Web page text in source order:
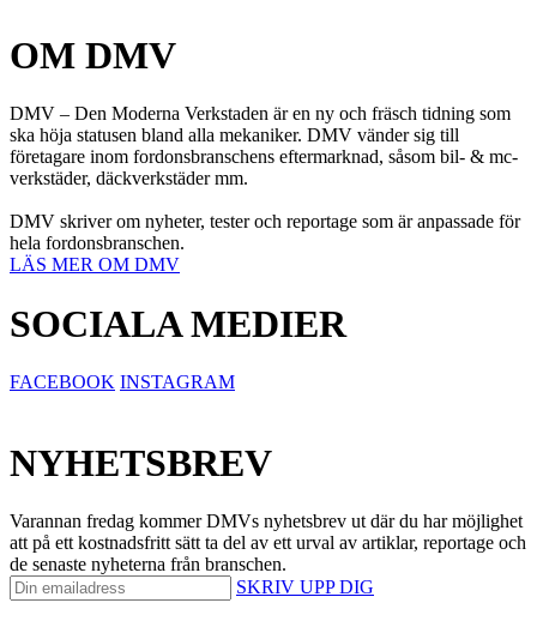
OM DMV
DMV – Den Moderna Verkstaden är en ny och fräsch tidning som
ska höja statusen bland alla mekaniker. DMV vänder sig till
företagare inom fordonsbranschens eftermarknad, såsom bil- & mc-
verkstäder, däckverkstäder mm.
DMV skriver om nyheter, tester och reportage som är anpassade för
hela fordonsbranschen.
LÄS MER OM DMV
SOCIALA MEDIER
FACEBOOK INSTAGRAM
NYHETSBREV
Varannan fredag kommer DMVs nyhetsbrev ut där du har möjlighet
att på ett kostnadsfritt sätt ta del av ett urval av artiklar, reportage och
de senaste nyheterna från branschen.
SKRIV UPP DIG